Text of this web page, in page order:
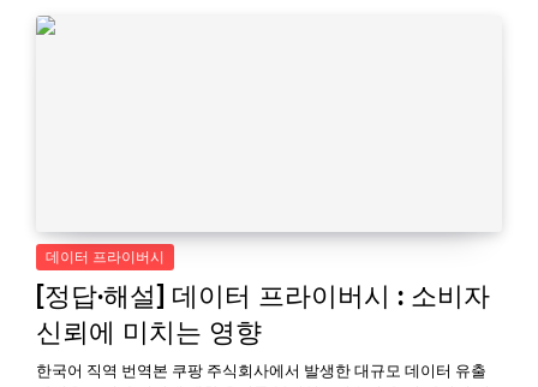
데이터 프라이버시
[정답·해설] 데이터 프라이버시 : 소비자
신뢰에 미치는 영향
한국어 직역 번역본 쿠팡 주식회사에서 발생한 대규모 데이터 유출